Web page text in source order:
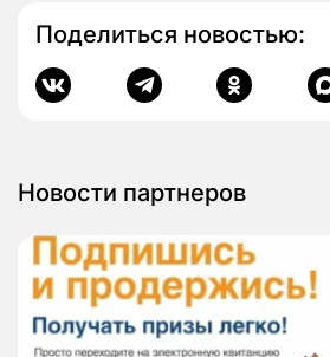
Поделиться новостью:
Новости партнеров